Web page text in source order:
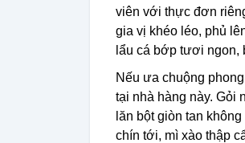
viên với thực đơn
gia vị khéo léo, phủ
lẩu cá bớp tươi ngon,
Nếu ưa chuộng
tại nhà hàng này. Gỏi
lăn bột giòn tan
chín tới, mì xào thập